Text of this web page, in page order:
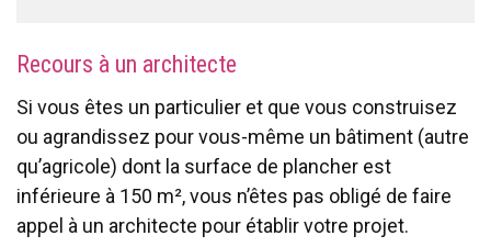
Recours à un architecte
Si vous êtes un particulier et que vous construisez
ou agrandissez pour vous-même un bâtiment (autre
qu’agricole) dont la surface de plancher est
inférieure à 150 m², vous n’êtes pas obligé de faire
appel à un architecte pour établir votre projet.